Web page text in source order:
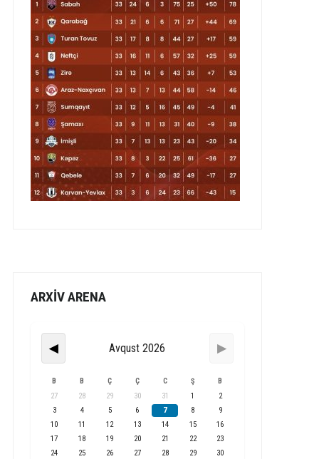
ARXİV ARENA
◀ Avqust 2026 ▶
B B Ç Ç C Ş B
27 28 29 30 31 1
2
3
4 5 6 7 8
9
10
11 12 13 14 15
16
17
18 19 20 21 22
23
24
25 26 27 28 29
30